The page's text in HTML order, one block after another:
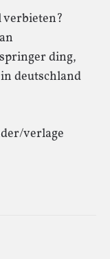
ding,
deutschland
verlage